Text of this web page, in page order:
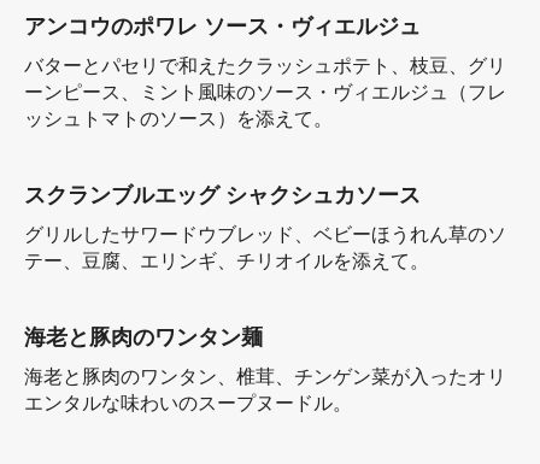
アンコウのポワレ ソース・ヴィエルジュ
バターとパセリで和えたクラッシュポテト、枝豆、グリ
ーンピース、ミント風味のソース・ヴィエルジュ（フレ
ッシュトマトのソース）を添えて。
スクランブルエッグ シャクシュカソース
グリルしたサワードウブレッド、ベビーほうれん草のソ
テー、豆腐、エリンギ、チリオイルを添えて。
海老と豚肉のワンタン麺
海老と豚肉のワンタン、椎茸、チンゲン菜が入ったオリ
エンタルな味わいのスープヌードル。